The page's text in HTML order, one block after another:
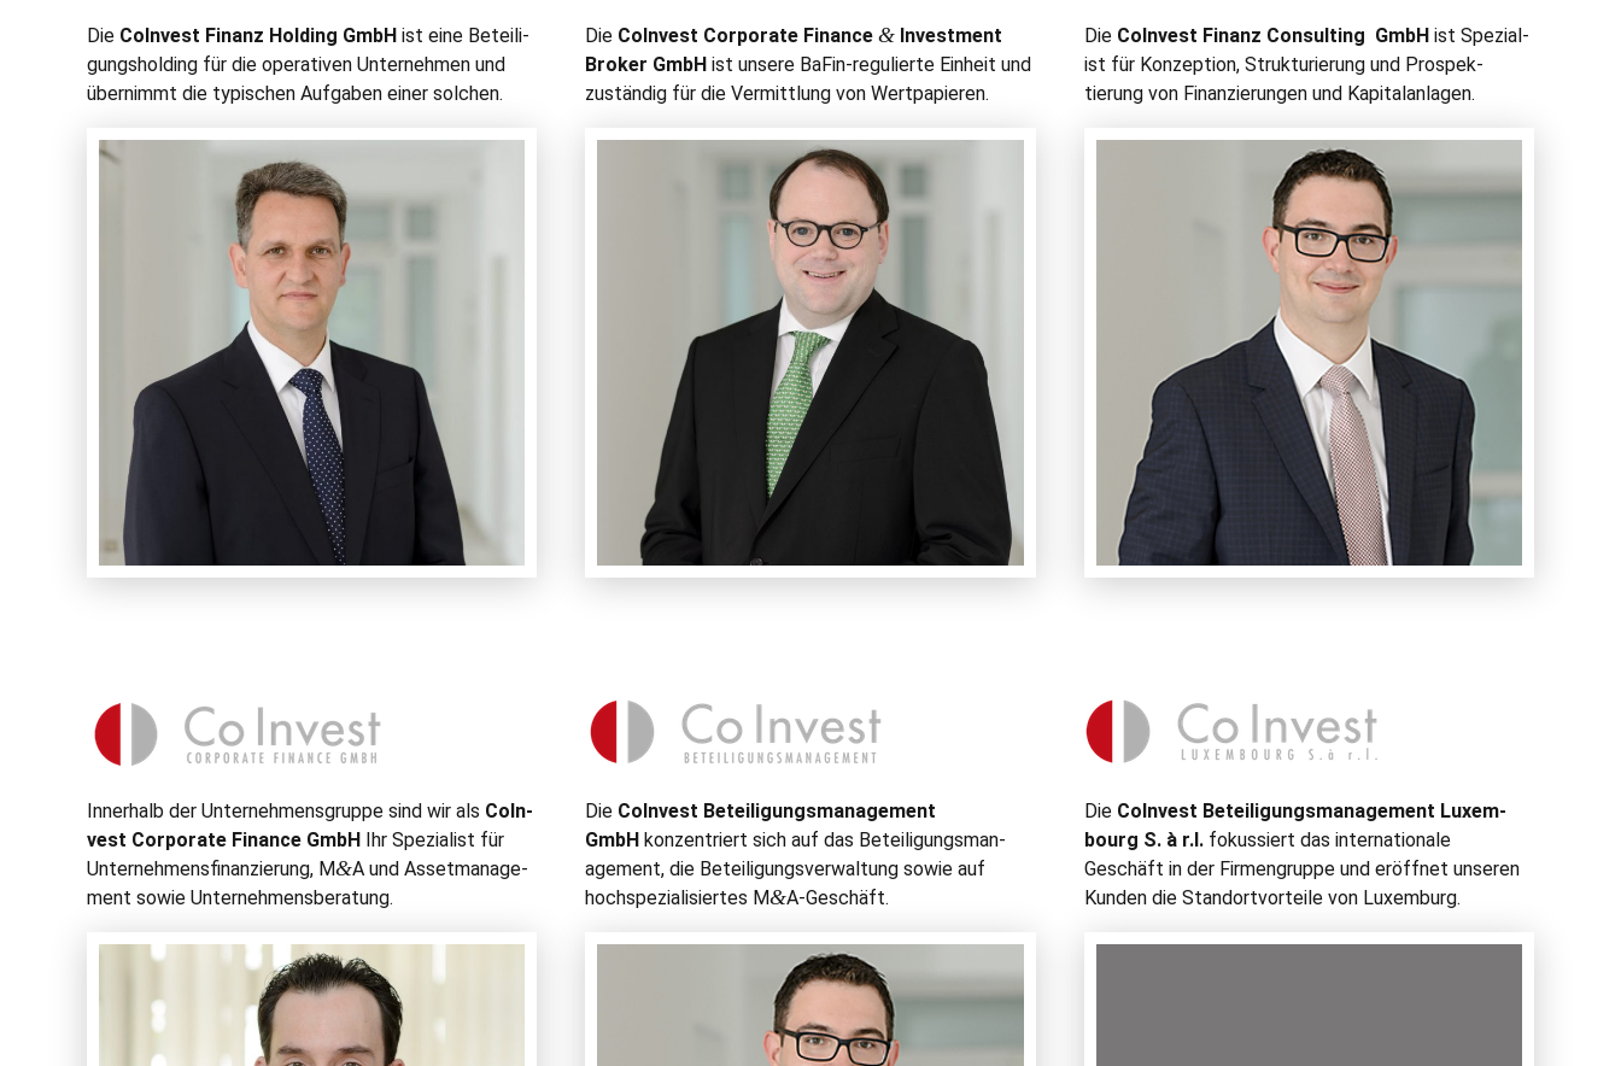
Die CoIn­vest Finanz Hold­ing GmbH ist eine Beteili­
gung­sh­old­ing für die oper­a­tiv­en Unternehmen und
übern­immt die typ­is­chen Auf­gaben ein­er solchen.
Ihr Ansprechpartner
Dr. Diekmann
+49–89-899488 80
Die CoIn­vest Cor­po­rate Finance& Invest­ment
Bro­ker GmbH ist unsere BaFin-reg­ulierte Ein­heit und
zuständig für die Ver­mit­tlung von Wertpapieren.
Ihr Ansprechpartner
Graf Solms zu Laubach
+49–89-899 488 80
Die CoIn­vest Finanz Con­sult­ing GmbHist Spezial­
ist für Konzep­tion, Struk­turierung und Prospek­
tierung von Finanzierun­gen und Kapitalanlagen.
Ihr Ansprechpartner
Stefan Konrad
+49–89-899 488 80
Inner­halb der Unternehmensgruppe sind wir als CoIn­
vest Cor­po­rate Finance GmbH Ihr Spezial­ist für
Unternehmens­fi­nanzierung, M&A und Asset­man­age­
ment sowie Unternehmensberatung.
Die CoIn­vest Beteili­gungs­man­age­ment
GmbH konzen­tri­ert sich auf das Beteili­gungs­man­
age­ment, die Beteili­gungsver­wal­tung sowie auf
hochspezial­isiertes M&A‑Geschäft.
Die CoIn­vest Beteili­gungs­man­age­ment Lux­em­
bourg S. à r.l.fokussiert das inter­na­tionale
Geschäft in der Fir­men­gruppe und eröffnet unseren
Kun­den die Stan­dortvorteile von Luxemburg.